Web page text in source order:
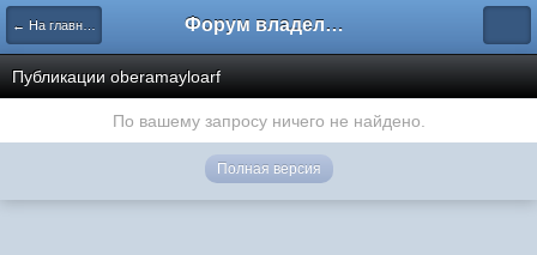
← На главную Форум владельцев интернет-магазинов
Публикации oberamayloarf
По вашему запросу ничего не найдено.
Полная версия